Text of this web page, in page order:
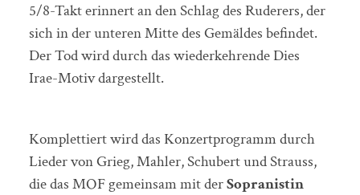
5/8-Takt erinnert an den Schlag des Ruderers, der
sich in der unteren Mitte des Gemäldes befindet.
Der Tod wird durch das wiederkehrende Dies
Irae-Motiv dargestellt.
Komplettiert wird das Konzertprogramm durch
Lieder von Grieg, Mahler, Schubert und Strauss,
die das MOF gemeinsam mit derSopranistin